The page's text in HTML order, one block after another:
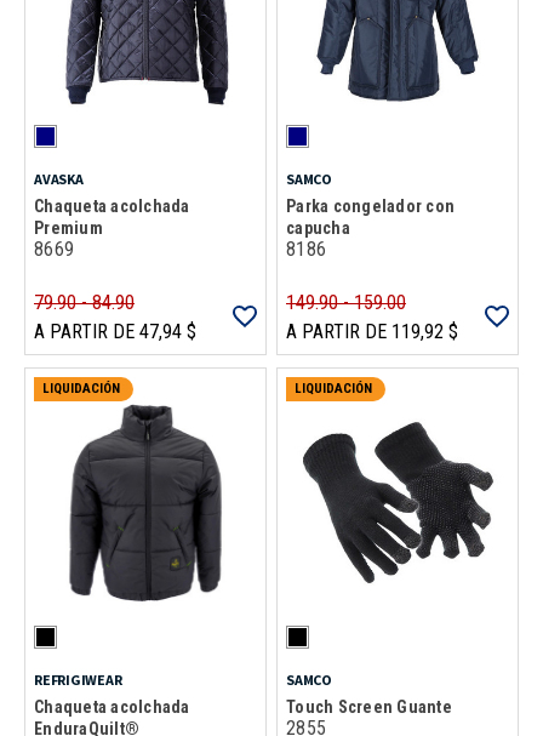
AVASKA
Chaqueta acolchada
Premium
8669
79.90 - 84.90
A PARTIR DE 47,94 $
SAMCO
Parka congelador con
capucha
8186
149.90 - 159.00
A PARTIR DE 119,92 $
LIQUIDACIÓN
REFRIGIWEAR
Chaqueta acolchada
EnduraQuilt®
LIQUIDACIÓN
SAMCO
Touch Screen Guante
2855